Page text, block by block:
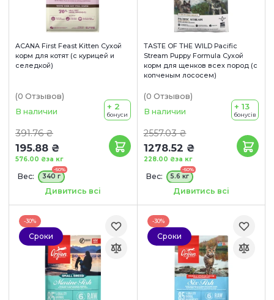
ACANA First Feast Kitten Сухой
корм для котят (с курицей и
селедкой)
(0 Отзывов)
В наличии
391.76 ₴
195.88 ₴
за кг
576.00 ₴
+ 2
бонуси
Вес:
-50%
340 г
Сроки годности:
09/08/2026
Дивитись всі
TASTE OF THE WILD Pacific
Stream Puppy Formula Сухой
корм для щенков всех пород (с
копченым лососем)
(0 Отзывов)
В наличии
2557.03 ₴
1278.52 ₴
за кг
228.00 ₴
+ 13
бонусів
Вес:
-50%
5.6 кг
Сроки годности:
19/09/2026
Дивитись всі
-30%
Сроки
-30%
Сроки